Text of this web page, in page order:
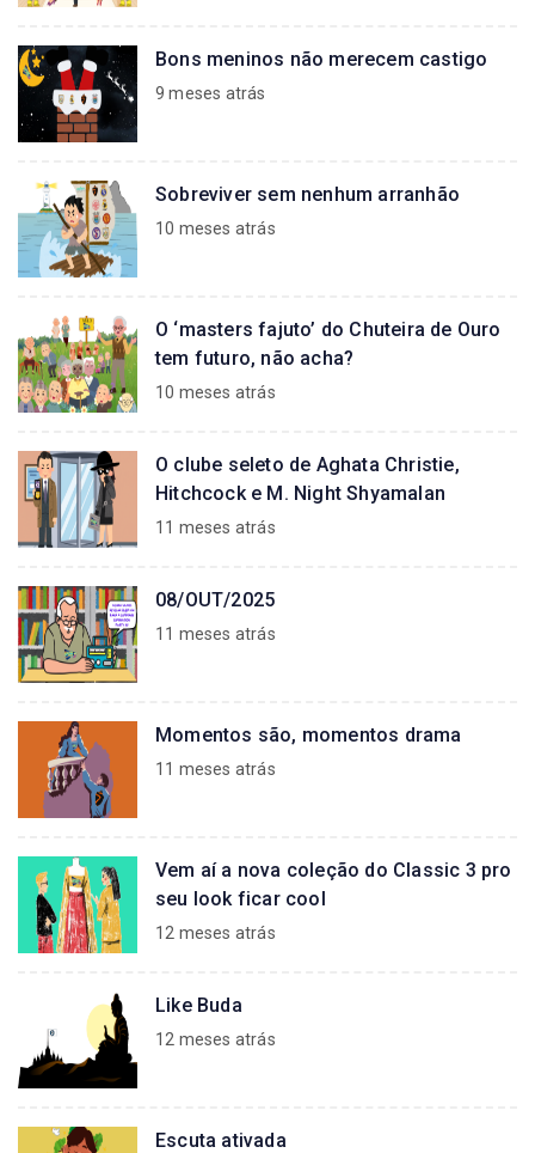
Bons meninos não merecem castigo
9 meses atrás
Sobreviver sem nenhum arranhão
10 meses atrás
O ‘masters fajuto’ do Chuteira de Ouro
tem futuro, não acha?
10 meses atrás
O clube seleto de Aghata Christie,
Hitchcock e M. Night Shyamalan
11 meses atrás
08/OUT/2025
11 meses atrás
Momentos são, momentos drama
11 meses atrás
Vem aí a nova coleção do Classic 3 pro
seu look ficar cool
12 meses atrás
Like Buda
12 meses atrás
Escuta ativada